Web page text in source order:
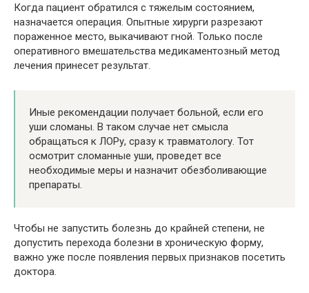
Когда пациент обратился с тяжелым состоянием,
назначается операция. Опытные хирурги разрезают
пораженное место, выкачивают гной. Только после
оперативного вмешательства медикаментозный метод
лечения принесет результат.
Иные рекомендации получает больной, если его
уши сломаны. В таком случае нет смысла
обращаться к ЛОРу, сразу к травматологу. Тот
осмотрит сломанные уши, проведет все
необходимые меры и назначит обезболивающие
препараты.
Чтобы не запустить болезнь до крайней степени, не
допустить перехода болезни в хроническую форму,
важно уже после появления первых признаков посетить
доктора.